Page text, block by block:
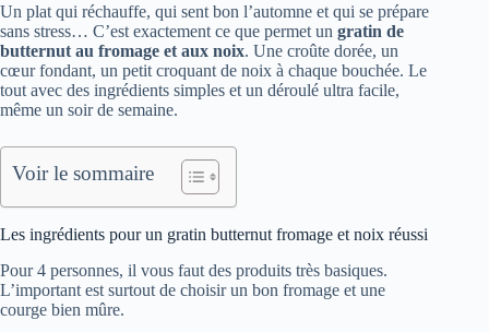
Un plat qui réchauffe, qui sent bon l’automne et qui se prépare
sans stress… C’est exactement ce que permet un gratin de
butternut au fromage et aux noix. Une croûte dorée, un
cœur fondant, un petit croquant de noix à chaque bouchée. Le
tout avec des ingrédients simples et un déroulé ultra facile,
même un soir de semaine.
Voir le sommaire
Les ingrédients pour un gratin butternut fromage et noix réussi
Pour 4 personnes, il vous faut des produits très basiques.
L’important est surtout de choisir un bon fromage et une
courge bien mûre.